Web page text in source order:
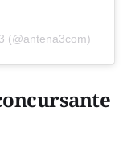
(@antena3com)